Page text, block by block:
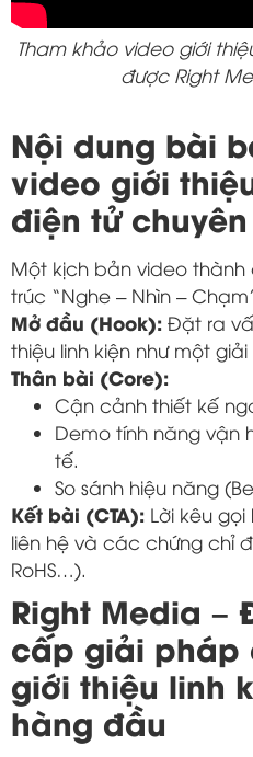
Tham khảo video giới
được Right
Nội dung bài
video giới
điện tử
Một kịch bản video
trúc “Nghe – Nhìn –
Mở đầu (Hook): Đặt ra
thiệu linh kiện như một
Thân bài (Core):
Cận cảnh thiết kế
Demo tính năng vận
tế.
So sánh hiệu năng
Kết bài (CTA): Lời kêu
liên hệ và các chứng chỉ
RoHS…).
Right Media –
cấp giải pháp
giới thiệu linh
hàng đầu